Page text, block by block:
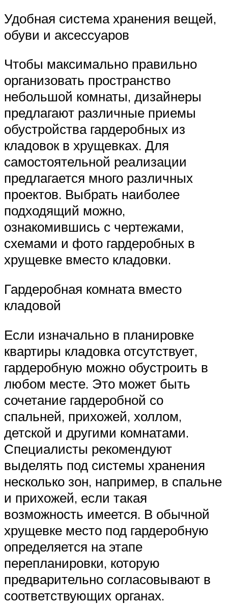
Удобная система хранения вещей,
обуви и аксессуаров
Чтобы максимально правильно
организовать пространство
небольшой комнаты, дизайнеры
предлагают различные приемы
обустройства гардеробных из
кладовок в хрущевках. Для
самостоятельной реализации
предлагается много различных
проектов. Выбрать наиболее
подходящий можно,
ознакомившись с чертежами,
схемами и фото гардеробных в
хрущевке вместо кладовки.
Гардеробная комната вместо
кладовой
Если изначально в планировке
квартиры кладовка отсутствует,
гардеробную можно обустроить в
любом месте. Это может быть
сочетание гардеробной со
спальней, прихожей, холлом,
детской и другими комнатами.
Специалисты рекомендуют
выделять под системы хранения
несколько зон, например, в спальне
и прихожей, если такая
возможность имеется. В обычной
хрущевке место под гардеробную
определяется на этапе
перепланировки, которую
предварительно согласовывают в
соответствующих органах.